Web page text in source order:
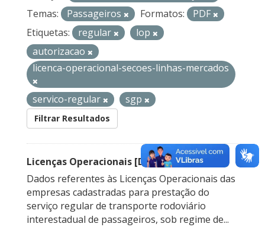
Temas:
Passageiros Formatos:
PDF
Etiquetas:
regular
lop
autorizacao
licenca-operacional-secoes-linhas-mercados
servico-regular sgp
Filtrar Resultados
Licenças Operacionais [Descontinuado]
Dados referentes às Licenças Operacionais das
empresas cadastradas para prestação do
serviço regular de transporte rodoviário
interestadual de passageiros, sob regime de...